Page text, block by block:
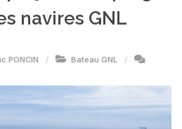
navires GNL
PONCIN Bateau GNL